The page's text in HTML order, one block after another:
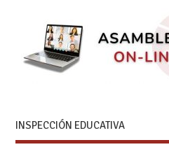
INSPECCIÓN EDUCATIVA